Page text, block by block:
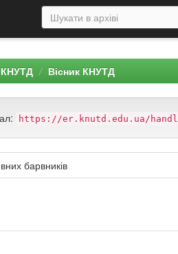
КНУТД Вісник КНУТД
https://er.knutd.edu.ua/
барвників